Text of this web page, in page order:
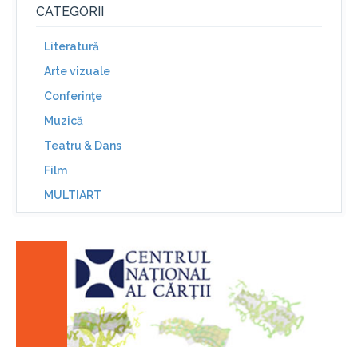
CATEGORII
Literatură
Arte vizuale
Conferinţe
Muzică
Teatru & Dans
Film
MULTIART